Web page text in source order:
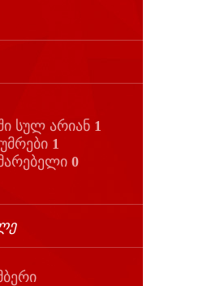
სულ არიან 1
1
0